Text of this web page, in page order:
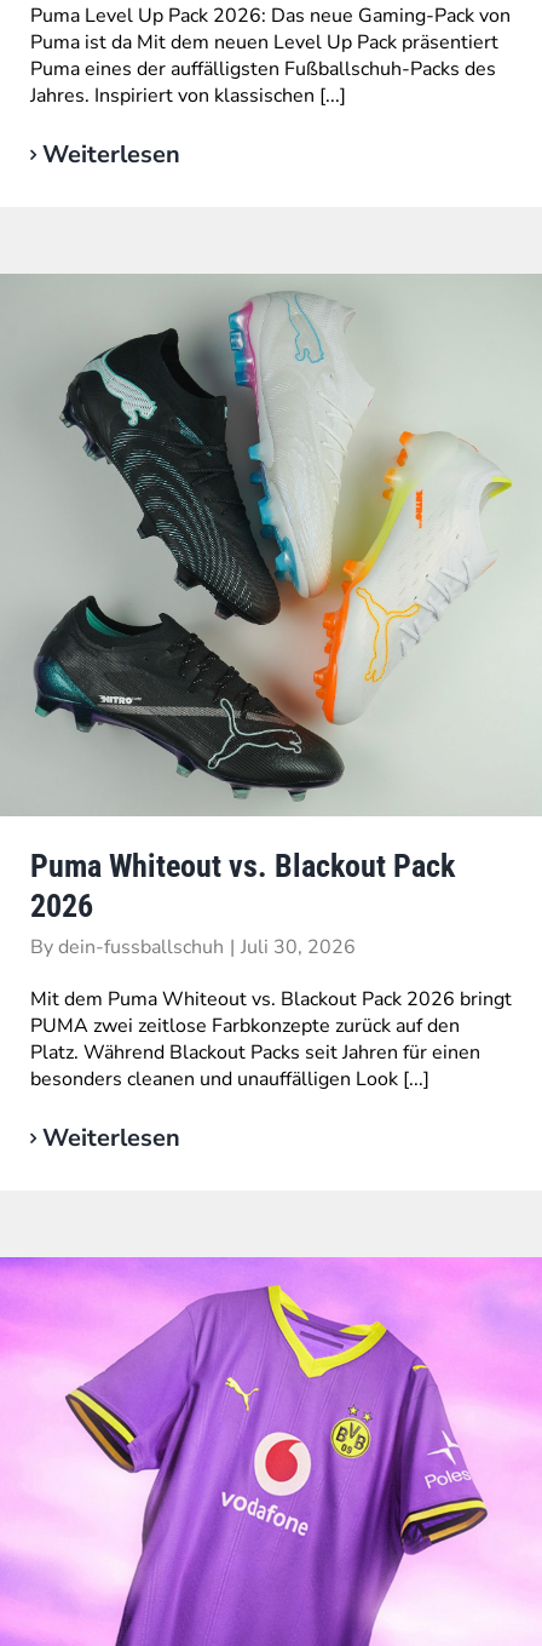
Puma Level Up Pack 2026: Das neue Gaming-Pack von
Puma ist da Mit dem neuen Level Up Pack präsentiert
Puma eines der auffälligsten Fußballschuh-Packs des
Jahres. Inspiriert von klassischen [...]
Weiterlesen
Puma Whiteout vs. Blackout Pack
2026
Bydein-fussballschuh | Juli 30, 2026
Mit dem Puma Whiteout vs. Blackout Pack 2026 bringt
PUMA zwei zeitlose Farbkonzepte zurück auf den
Platz. Während Blackout Packs seit Jahren für einen
besonders cleanen und unauffälligen Look [...]
Weiterlesen